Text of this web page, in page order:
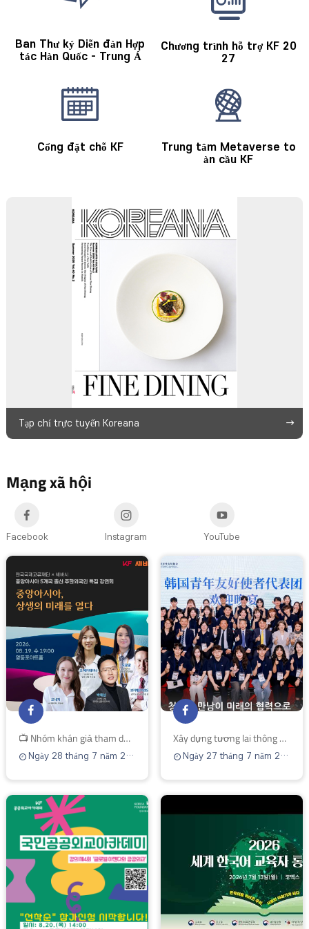
Ban Thư ký Diễn đàn Hợp
tác Hàn Quốc - Trung Á
Chương trình hỗ trợ KF 20
27
Cổng đặt chỗ KF
Trung tâm Metaverse to
àn cầu KF
Tạp chí trực tuyến Koreana
Mạng xã hội
Facebook Instagram YouTube
📺 Nhóm khán giả tham dự buổi thuyết trình đặc biệt KF × Sebasi Trung Á
Ngày 28 tháng 7 năm 2026
Xây dựng tương lai thông qua bạn
Ngày 27 tháng 7 năm 2026